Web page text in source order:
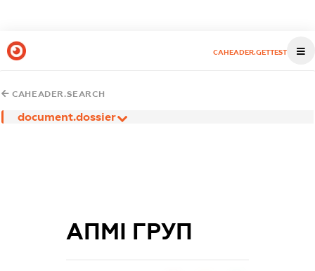
CAHEADER.GETTEST
CAHEADER.SEARCH
document.dossier
АПМІ ГРУП